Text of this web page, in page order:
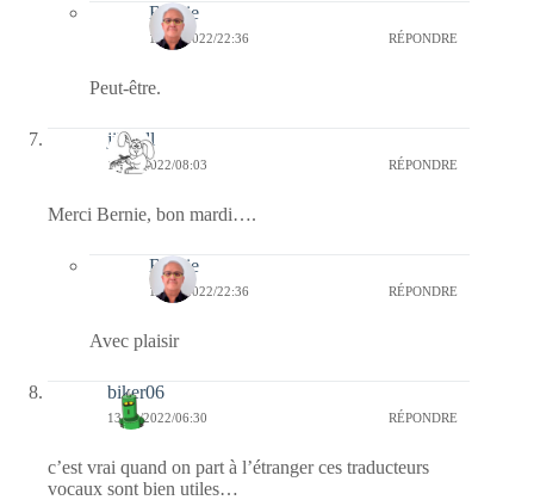
Bernie
13/12/2022/22:36 RÉPONDRE
Peut-être.
jill bill
13/12/2022/08:03 RÉPONDRE
Merci Bernie, bon mardi….
Bernie
13/12/2022/22:36 RÉPONDRE
Avec plaisir
biker06
13/12/2022/06:30 RÉPONDRE
c’est vrai quand on part à l’étranger ces traducteurs
vocaux sont bien utiles…